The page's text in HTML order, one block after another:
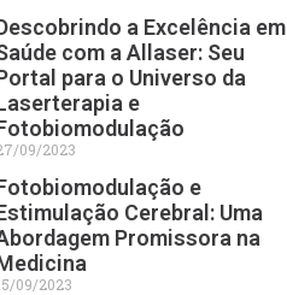
a Excelência em
com a Allaser: Seu
para o Universo da
e
09/2023
e
Cerebral: Uma
Promissora na
09/2023